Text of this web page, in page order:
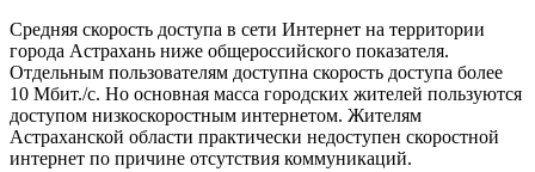
Средняя скорость доступа в сети Интернет на территории
города Астрахань ниже общероссийского показателя.
Отдельным пользователям доступна скорость доступа более
10 Мбит./с. Но основная масса городских жителей пользуются
доступом низкоскоростным интернетом. Жителям
Астраханской области практически недоступен скоростной
интернет по причине отсутствия коммуникаций.